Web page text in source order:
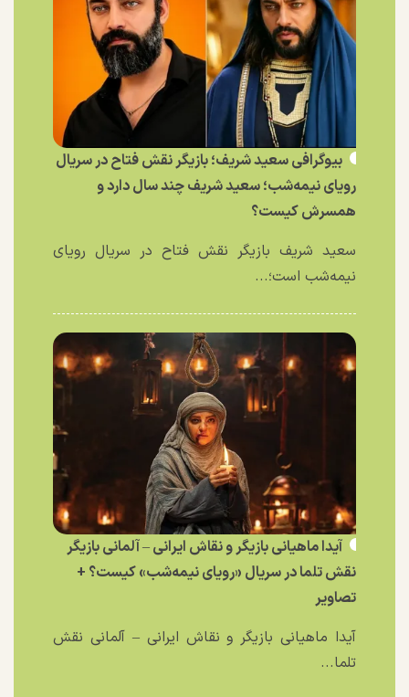
بیوگرافی سعید شریف؛ بازیگر نقش فتاح در سریال
رویای نیمه‌شب؛ سعید شریف چند سال دارد و
همسرش کیست؟
سعید شریف بازیگر نقش فتاح در سریال رویای
نیمه‌شب است؛...
آیدا ماهیانی بازیگر و نقاش ایرانی – آلمانی بازیگر
نقش تلما در سریال «رویای نیمه‌شب» کیست؟ +
تصاویر
آیدا ماهیانی بازیگر و نقاش ایرانی – آلمانی نقش
تلما...